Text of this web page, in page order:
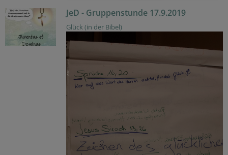
JeD - Gruppenstunde 17.9.2019
Glück (in der Bibel)